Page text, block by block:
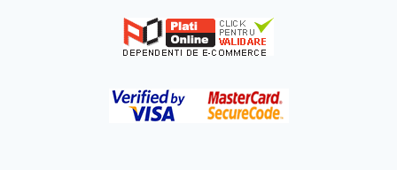
pagina
produsului.